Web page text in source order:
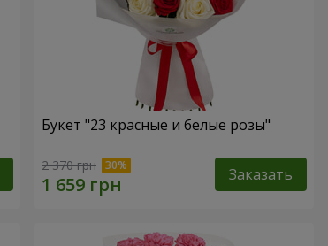
Букет "23 красные и белые розы"
2 370 грн Заказать